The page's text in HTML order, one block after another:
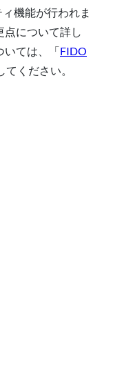
機能が行われま
点について詳し
いては、「FIDO
てください。